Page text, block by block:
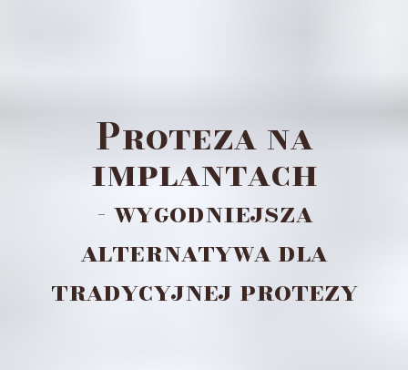
Proteza na
implantach
- wygodniejsza
alternatywa dla
tradycyjnej protezy